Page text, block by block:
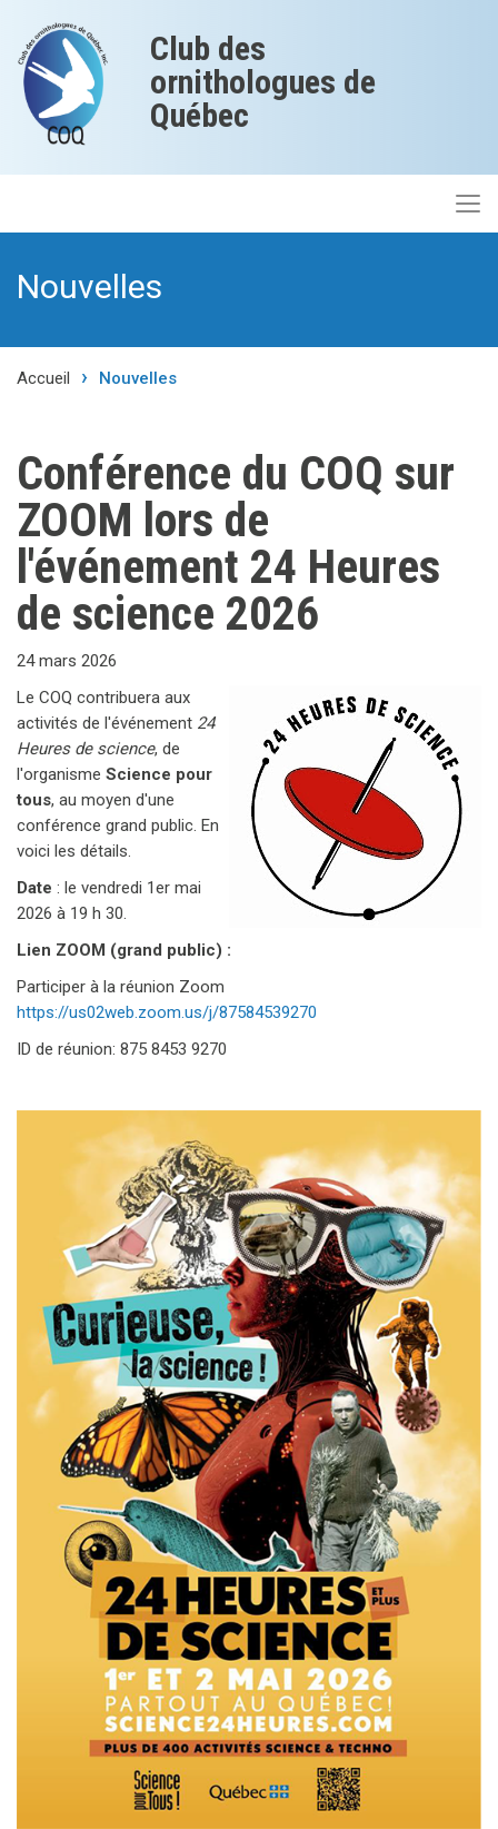
Club des
ornithologues de
Québec
Nouvelles
Accueil Nouvelles
Conférence du COQ sur
ZOOM lors de
l'événement 24 Heures
de science 2026
24 mars 2026
Le COQ contribuera aux
activités de l'événement 24
Heures de science, de
l'organisme Science pour
tous, au moyen d'une
conférence grand public. En
voici les détails.
Date : le vendredi 1er mai
2026 à 19 h 30.
Lien ZOOM (grand public) :
Participer à la réunion Zoom
https://us02web.zoom.us/j/87584539270
ID de réunion: 875 8453 9270